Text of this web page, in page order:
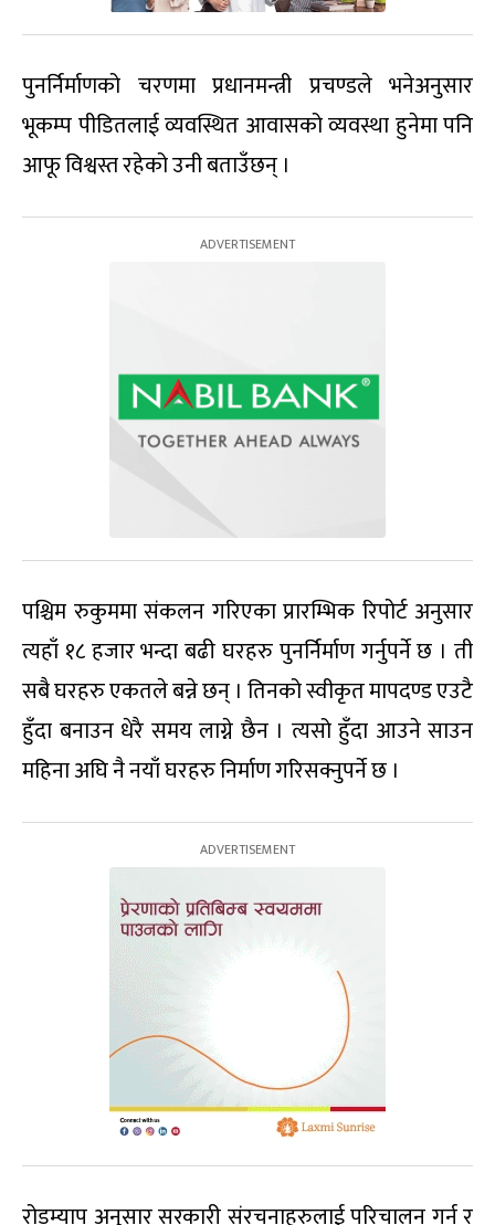
पुनर्निर्माणको चरणमा प्रधानमन्त्री प्रचण्डले भनेअनुसार
भूकम्प पीडितलाई व्यवस्थित आवासको व्यवस्था हुनेमा पनि
आफू विश्वस्त रहेको उनी बताउँछन् ।
पश्चिम रुकुममा संकलन गरिएका प्रारम्भिक रिपोर्ट अनुसार
त्यहाँ १८ हजार भन्दा बढी घरहरु पुनर्निर्माण गर्नुपर्ने छ । ती
सबै घरहरु एकतले बन्ने छन् । तिनको स्वीकृत मापदण्ड एउटै
हुँदा बनाउन धेरै समय लाग्ने छैन । त्यसो हुँदा आउने साउन
महिना अघि नै नयाँ घरहरु निर्माण गरिसक्नुपर्ने छ ।
रोडम्याप अनुसार सरकारी संरचनाहरुलाई परिचालन गर्न र